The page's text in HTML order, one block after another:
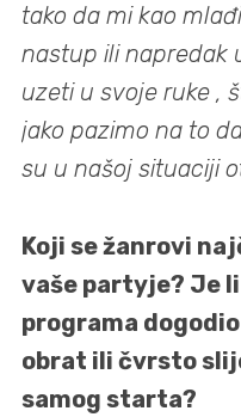
tako da mi kao
nastup ili napredak
uzeti u svoje ruke ,
jako pazimo na to
su u našoj situaciji
Koji se žanrovi
vaše partyje? Je
programa
obrat ili čvrsto
samog starta?